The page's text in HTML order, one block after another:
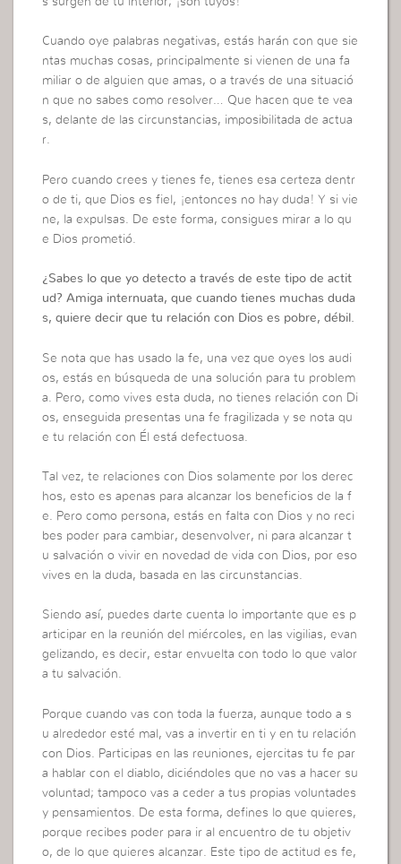
Cuando oye palabras negativas, estás harán con que sie
ntas muchas cosas, principalmente si vienen de una fa
miliar o de alguien que amas, o a través de una situació
n que no sabes como resolver… Que hacen que te vea
s, delante de las circunstancias, imposibilitada de actua
r.
Pero cuando crees y tienes fe, tienes esa certeza dentr
o de ti, que Dios es fiel, ¡entonces no hay duda! Y si vie
ne, la expulsas. De este forma, consigues mirar a lo qu
e Dios prometió.
¿Sabes lo que yo detecto a través de este tipo de actit
ud? Amiga internuata, que cuando tienes muchas duda
s, quiere decir que tu relación con Dios es pobre, débil.
Se nota que has usado la fe, una vez que oyes los audi
os, estás en búsqueda de una solución para tu problem
a. Pero, como vives esta duda, no tienes relación con Di
os, enseguida presentas una fe fragilizada y se nota qu
e tu relación con Él está defectuosa.
Tal vez, te relaciones con Dios solamente por los derec
hos, esto es apenas para alcanzar los beneficios de la f
e. Pero como persona, estás en falta con Dios y no reci
bes poder para cambiar, desenvolver, ni para alcanzar t
u salvación o vivir en novedad de vida con Dios, por eso
vives en la duda, basada en las circunstancias.
Siendo así, puedes darte cuenta lo importante que es p
articipar en la reunión del miércoles, en las vigilias, evan
gelizando, es decir, estar envuelta con todo lo que valor
a tu salvación.
Porque cuando vas con toda la fuerza, aunque todo a s
u alrededor esté mal, vas a invertir en ti y en tu relación
con Dios. Participas en las reuniones, ejercitas tu fe par
a hablar con el diablo, diciéndoles que no vas a hacer su
voluntad; tampoco vas a ceder a tus propias voluntades
y pensamientos. De esta forma, defines lo que quieres,
porque recibes poder para ir al encuentro de tu objetiv
o, de lo que quieres alcanzar. Este tipo de actitud es fe,